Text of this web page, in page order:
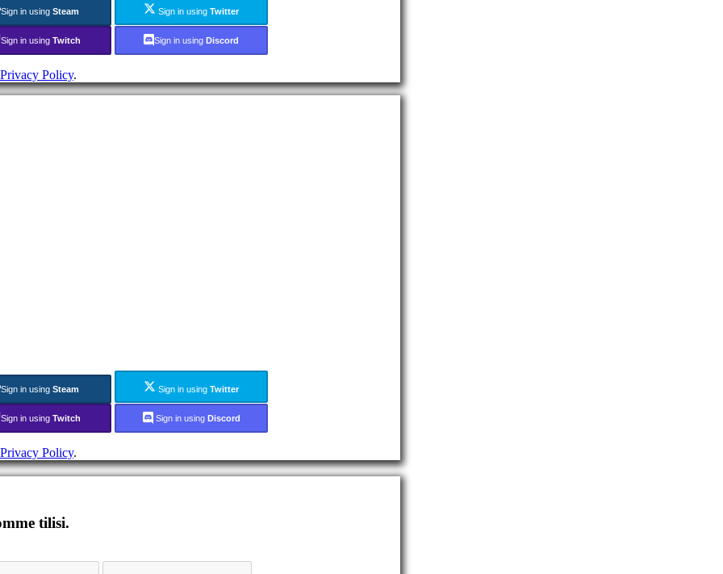
Sign in using Steam Sign in using Twitter
Sign in using Twitch Sign in using Discord
Privacy Policy.
Sign in using Steam Sign in using Twitter
Sign in using Twitch Sign in using Discord
Privacy Policy.
tilisi.